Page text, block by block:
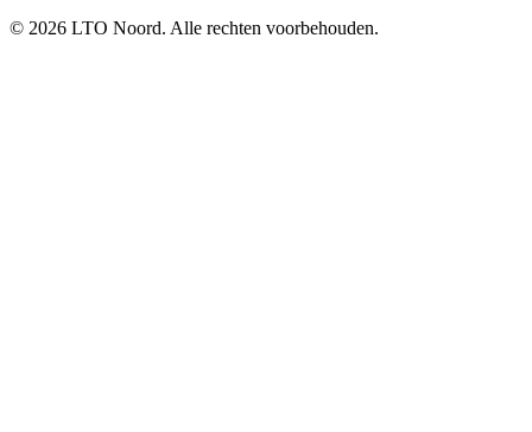
© 2026 LTO Noord. Alle rechten voorbehouden.